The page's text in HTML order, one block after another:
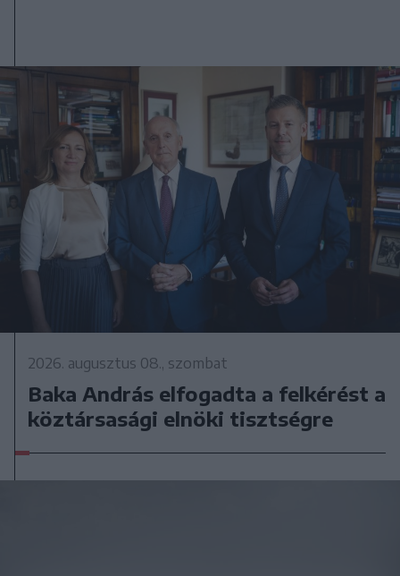
2026. augusztus 08., szombat
Baka András elfogadta a felkérést a
köztársasági elnöki tisztségre